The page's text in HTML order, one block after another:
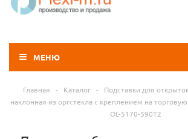
МЕНЮ
Главная - Каталог - Подставки для
наклонная из оргстекла с креплением на
OL-5170-590T2